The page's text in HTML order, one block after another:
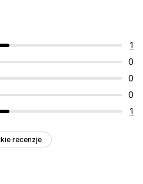
1
0
0
0
1
recenzje